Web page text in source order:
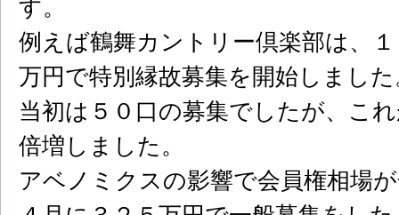
す。
例えば鶴舞カントリー倶楽部は、
万円で特別縁故募集を開始しまし
当初は５０口の募集でしたが、こ
倍増しました。
アベノミクスの影響で会員権相場